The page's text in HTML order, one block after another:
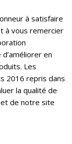
à satisfaire
à vous remercier
en
Les
2016 repris dans
la qualité de
de notre site